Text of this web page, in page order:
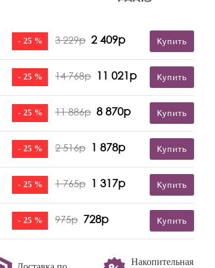
- 25 % 3 229р 2 409р Купить
- 25 % 14 768р 11 021р Купить
- 25 % 11 886р 8 870р Купить
- 25 % 2 516р 1 878р Купить
- 25 % 1 765р 1 317р Купить
- 25 % 975р 728р Купить
Накопительная